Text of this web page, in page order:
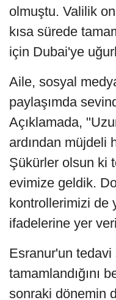
olmuştu. Valilik
kısa sürede
için Dubai'ye
Aile, sosyal
paylaşımda
Açıklamada,
ardından müjdeli
Şükürler olsun ki
evimize geldik.
kontrollerimizi de
ifadelerine yer
Esranur'un tedavi
tamamlandığını
sonraki dönemin